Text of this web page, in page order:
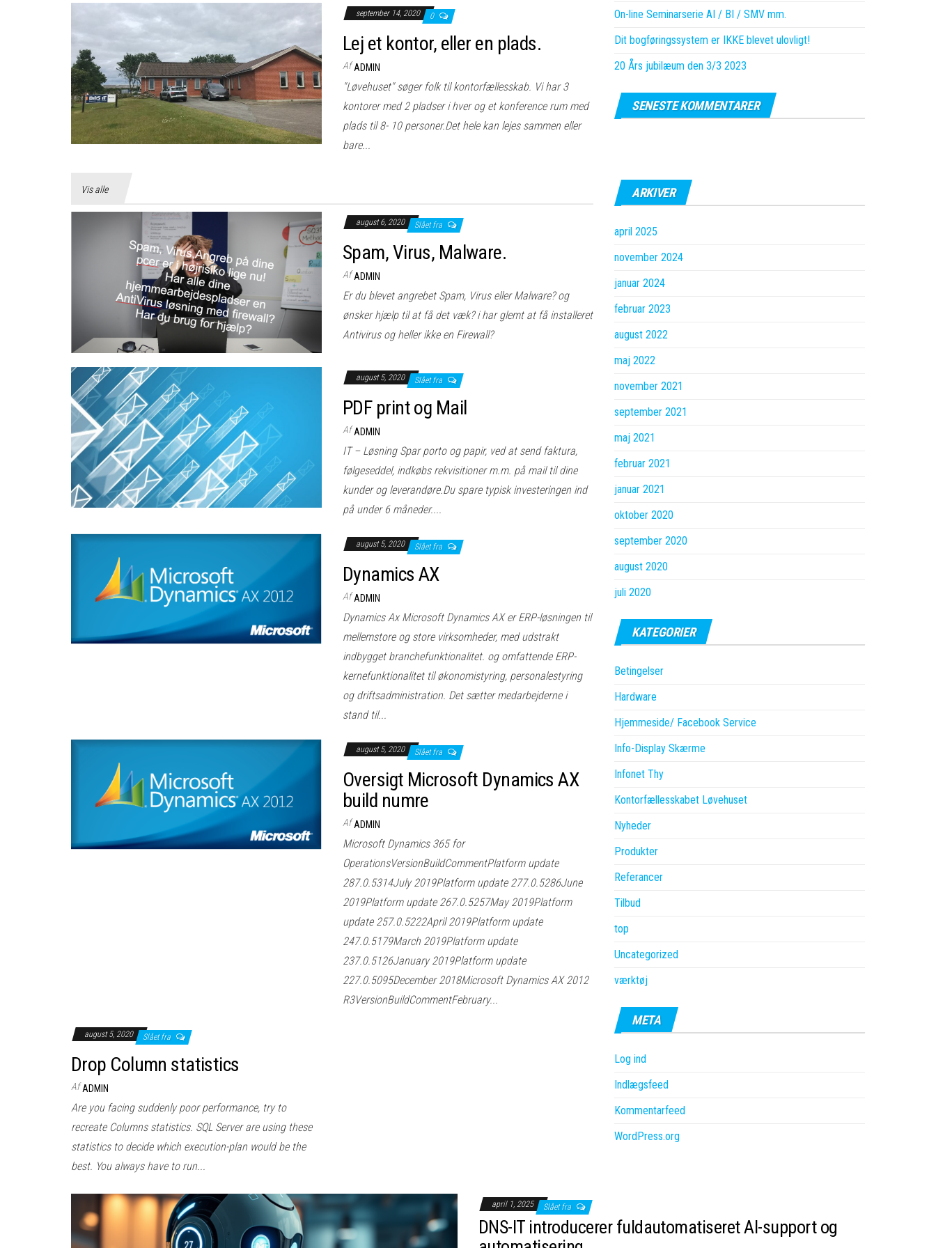
september 14, 2020 0
Lej et kontor, eller en plads.
Af ADMIN
"Løvehuset" søger folk til kontorfællesskab. Vi har 3
kontorer med 2 pladser i hver og et konference rum med
plads til 8- 10 personer.Det hele kan lejes sammen eller
bare...
On-line Seminarserie AI / BI / SMV mm.
Dit bogføringssystem er IKKE blevet ulovligt!
20 Års jubilæum den 3/3 2023
SENESTE KOMMENTARER
Vis alle
august 6, 2020 Slået fra
Spam, Virus, Malware.
Af ADMIN
Er du blevet angrebet Spam, Virus eller Malware? og
ønsker hjælp til at få det væk? i har glemt at få installeret
Antivirus og heller ikke en Firewall?
august 5, 2020 Slået fra
PDF print og Mail
Af ADMIN
IT – Løsning Spar porto og papir, ved at send faktura,
følgeseddel, indkøbs rekvisitioner m.m. på mail til dine
kunder og leverandøre.Du spare typisk investeringen ind
på under 6 måneder....
august 5, 2020 Slået fra
Dynamics AX
Af ADMIN
Dynamics Ax Microsoft Dynamics AX er ERP-løsningen til
mellemstore og store virksomheder, med udstrakt
indbygget branchefunktionalitet. og omfattende ERP-
kernefunktionalitet til økonomistyring, personalestyring
og driftsadministration. Det sætter medarbejderne i
stand til...
august 5, 2020 Slået fra
Oversigt Microsoft Dynamics AX
build numre
Af ADMIN
Microsoft Dynamics 365 for
OperationsVersionBuildCommentPlatform update
287.0.5314July 2019Platform update 277.0.5286June
2019Platform update 267.0.5257May 2019Platform
update 257.0.5222April 2019Platform update
247.0.5179March 2019Platform update
237.0.5126January 2019Platform update
227.0.5095December 2018Microsoft Dynamics AX 2012
R3VersionBuildCommentFebruary...
august 5, 2020 Slået fra
Drop Column statistics
Af ADMIN
Are you facing suddenly poor performance, try to
recreate Columns statistics. SQL Server are using these
statistics to decide which execution-plan would be the
best. You always have to run...
ARKIVER
april 2025
november 2024
januar 2024
februar 2023
august 2022
maj 2022
november 2021
september 2021
maj 2021
februar 2021
januar 2021
oktober 2020
september 2020
august 2020
juli 2020
KATEGORIER
Betingelser
Hardware
Hjemmeside/ Facebook Service
Info-Display Skærme
Infonet Thy
Kontorfællesskabet Løvehuset
Nyheder
Produkter
Referancer
Tilbud
top
Uncategorized
værktøj
META
Log ind
Indlægsfeed
Kommentarfeed
WordPress.org
april 1, 2025 Slået fra
DNS-IT introducerer fuldautomatiseret AI-support og